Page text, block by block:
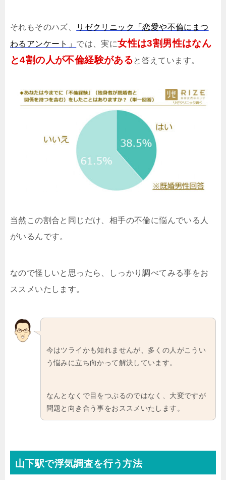
それもそのハズ、
リゼクリニック「恋愛や不倫にまつ
わるアンケート」 では、実に女性は3割男性はなん
と4割の人が不倫経験があると答えています。
当然この割合と同じだけ、相手の不倫に悩んでいる人
がいるんです。
なので怪しいと思ったら、しっかり調べてみる事をお
ススメいたします。
今はツライかも知れませんが、多くの人がこうい
う悩みに立ち向かって解決しています。
なんとなくで目をつぶるのではなく、大変ですが
問題と向き合う事をおススメいたします。
山下駅で浮気調査を行う方法